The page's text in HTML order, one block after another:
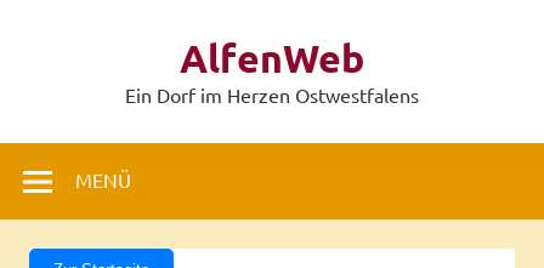
AlfenWeb
Ein Dorf im Herzen Ostwestfalens
MENÜ